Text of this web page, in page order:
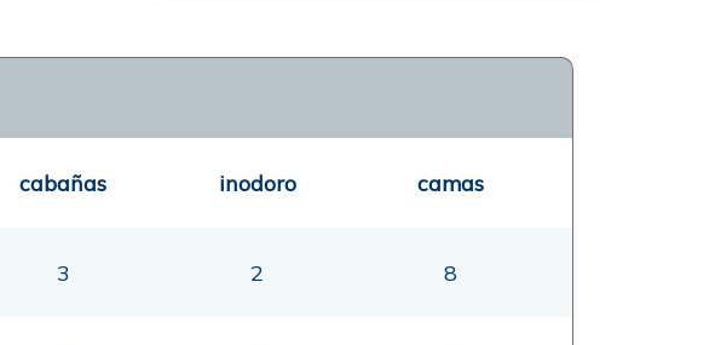
cabañas inodoro camas
3 2 8